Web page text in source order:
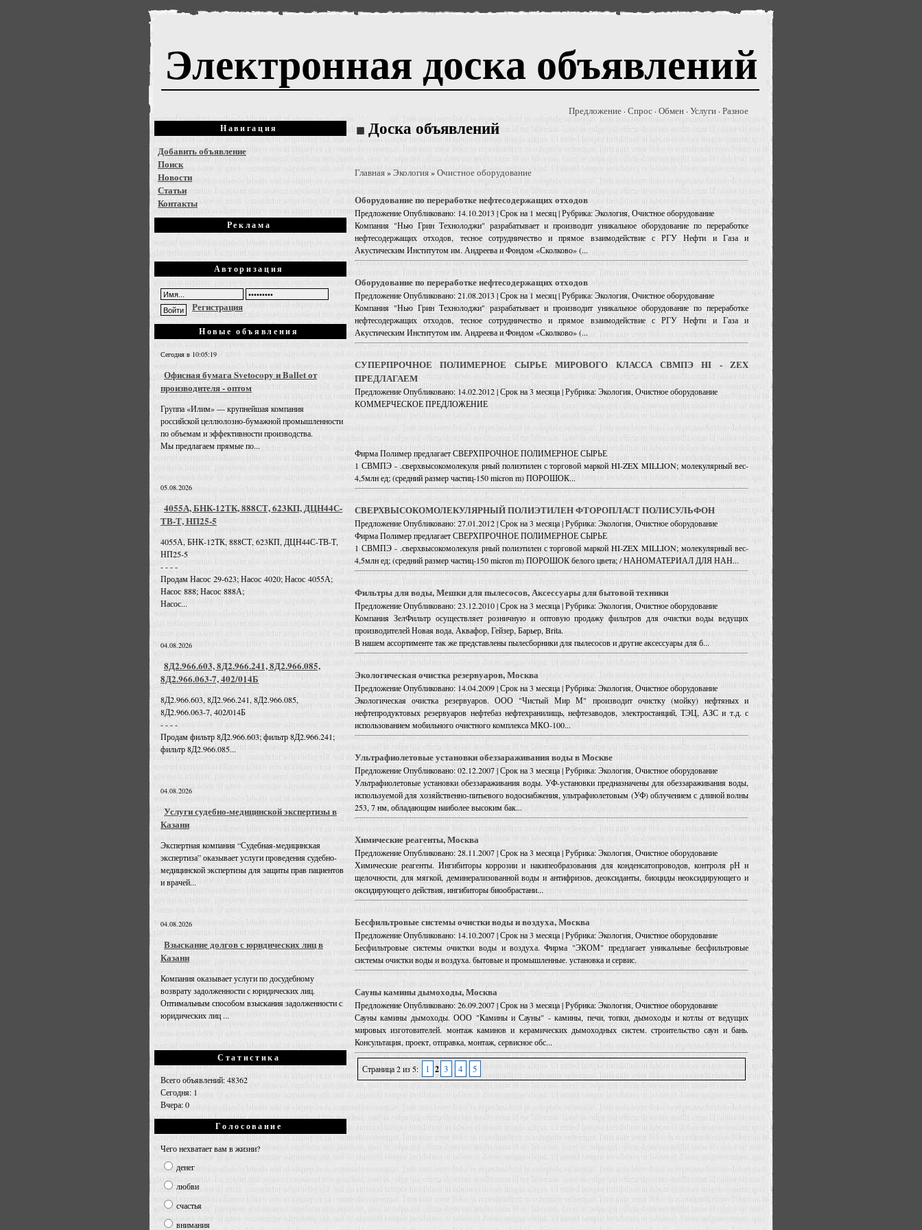
Электронная доска объявлений
Навигация
Добавить объявление
Поиск
Новости
Статьи
Контакты
Реклама
Авторизация
Регистрация
Новые объявления
Сегодня в 10:05:19
Офисная бумага Svetocopy и Ballet от
производителя - оптом
Группа «Илим» — крупнейшая компания
российской целлюлозно-бумажной промышленности
по объемам и эффективности производства.
Мы предлагаем прямые по...
05.08.2026
4055А, БНК-12ТК, 888СТ, 623КП, ДЦН44С-
ТВ-Т, НП25-5
4055А, БНК-12ТК, 888СТ, 623КП, ДЦН44С-ТВ-Т,
НП25-5
- - - -
Продам Насос 29-623; Насос 4020; Насос 4055А;
Насос 888; Насос 888А;
Насос...
04.08.2026
8Д2.966.603, 8Д2.966.241, 8Д2.966.085,
8Д2.966.063-7, 402/014Б
8Д2.966.603, 8Д2.966.241, 8Д2.966.085,
8Д2.966.063-7, 402/014Б
- - - -
Продам фильтр 8Д2.966.603; фильтр 8Д2.966.241;
фильтр 8Д2.966.085...
04.08.2026
Услуги судебно-медицинской экспертизы в
Казани
Экспертная компания “Судебная-медицинская
экспертиза” оказывает услуги проведения судебно-
медицинской экспертизы для защиты прав пациентов
и врачей...
04.08.2026
Взыскание долгов с юридических лиц в
Казани
Компания оказывает услуги по досудебному
возврату задолженности с юридических лиц.
Оптимальным способом взыскания задолженности с
юридических лиц ...
Статистика
Всего объявлений: 48362
Сегодня: 1
Вчера: 0
Голосование
Чего нехватает вам в жизни?
денег
любви
счастья
внимания
Доска объявлений
Предложение · Спрос · Обмен · Услуги · Разное
Главная»Экология»Очистное оборудование
Оборудование по переработке нефтесодержащих отходов
ПредложениеОпубликовано: 14.10.2013 | Срок на 1 месяц | Рубрика: Экология, Очистное оборудование
Компания "Нью Грин Технолоджи" разрабатывает и производит уникальное оборудование по переработке
нефтесодержащих отходов, тесное сотрудничество и прямое взаимодействие с РГУ Нефти и Газа и
Акустическим Институтом им. Андреева и Фондом «Сколково» (...
Оборудование по переработке нефтесодержащих отходов
ПредложениеОпубликовано: 21.08.2013 | Срок на 1 месяц | Рубрика: Экология, Очистное оборудование
Компания "Нью Грин Технолоджи" разрабатывает и производит уникальное оборудование по переработке
нефтесодержащих отходов, тесное сотрудничество и прямое взаимодействие с РГУ Нефти и Газа и
Акустическим Институтом им. Андреева и Фондом «Сколково» (...
СУПЕРПРОЧНОЕ ПОЛИМЕРНОЕ СЫРЬЕ МИРОВОГО КЛАССА СВМПЭ HI - ZEX
ПРЕДЛАГАЕМ
ПредложениеОпубликовано: 14.02.2012 | Срок на 3 месяца | Рубрика: Экология, Очистное оборудование
КОММЕРЧЕСКОЕ ПРЕДЛОЖЕНИЕ
Фирма Полимер предлагает СВЕРХПРОЧНОЕ ПОЛИМЕРНОЕ СЫРЬЕ
1 СВМПЭ - .сверхвысокомолекуля рный полиэтилен с торговой маркой HI-ZEX MILLION; молекулярный вес-
4,5млн ед; (средний размер частиц-150 micron m) ПОРОШОК...
СВЕРХВЫСОКОМОЛЕКУЛЯРНЫЙ ПОЛИЭТИЛЕН ФТОРОПЛАСТ ПОЛИСУЛЬФОН
ПредложениеОпубликовано: 27.01.2012 | Срок на 3 месяца | Рубрика: Экология, Очистное оборудование
Фирма Полимер предлагает СВЕРХПРОЧНОЕ ПОЛИМЕРНОЕ СЫРЬЕ
1 СВМПЭ - .сверхвысокомолекуля рный полиэтилен с торговой маркой HI-ZEX MILLION; молекулярный вес-
4,5млн ед; (средний размер частиц-150 micron m) ПОРОШОК белого цвета; / НАНОМАТЕРИАЛ ДЛЯ НАН...
Фильтры для воды, Мешки для пылесосов, Аксессуары для бытовой техники
ПредложениеОпубликовано: 23.12.2010 | Срок на 3 месяца | Рубрика: Экология, Очистное оборудование
Компания ЗелФильтр осуществляет розничную и оптовую продажу фильтров для очистки воды ведущих
производителей Новая вода, Аквафор, Гейзер, Барьер, Brita.
В нашем ассортименте так же представлены пылесборники для пылесосов и другие аксессуары для б...
Экологическая очистка резервуаров, Москва
ПредложениеОпубликовано: 14.04.2009 | Срок на 3 месяца | Рубрика: Экология, Очистное оборудование
Экологическая очистка резервуаров. ООО "Чистый Мир М" производит очистку (мойку) нефтяных и
нефтепродуктовых резервуаров нефтебаз нефтехранилищь, нефтезаводов, электростанций, ТЭЦ, АЗС и т.д. с
использованием мобильного очистного комплекса МКО-100...
Ультрафиолетовые установки обеззараживания воды в Москве
ПредложениеОпубликовано: 02.12.2007 | Срок на 3 месяца | Рубрика: Экология, Очистное оборудование
Ультрафиолетовые установки обеззараживания воды. УФ-установки предназначены для обеззараживания воды,
используемой для хозяйственно-питьевого водоснабжения, ультрафиолетовым (УФ) облучением с длиной волны
253, 7 нм, обладающим наиболее высоким бак...
Химические реагенты, Москва
ПредложениеОпубликовано: 28.11.2007 | Срок на 3 месяца | Рубрика: Экология, Очистное оборудование
Химические реагенты. Ингибиторы коррозии и накипеобразования для конденсатопроводов, контроля рН и
щелочности, для мягкой, деминерализованной воды и антифризов, деоксиданты, биоциды неоксидирующего и
оксидирующего действия, ингибиторы биообрастани...
Бесфильтровые системы очистки воды и воздуха, Москва
ПредложениеОпубликовано: 14.10.2007 | Срок на 3 месяца | Рубрика: Экология, Очистное оборудование
Бесфильтровые системы очистки воды и воздуха. Фирма "ЭКОМ" предлагает уникальные бесфильтровые
системы очистки воды и воздуха. бытовые и промышленные. установка и сервис.
Сауны камины дымоходы, Москва
ПредложениеОпубликовано: 26.09.2007 | Срок на 3 месяца | Рубрика: Экология, Очистное оборудование
Сауны камины дымоходы. ООО "Камины и Сауны" - камины, печи, топки, дымоходы и котлы от ведущих
мировых изготовителей. монтаж каминов и керамических дымоходных систем. строительство саун и бань.
Консультация, проект, отправка, монтаж, сервисное обс...
Страница 2 из 5: 1 2 3 4 5